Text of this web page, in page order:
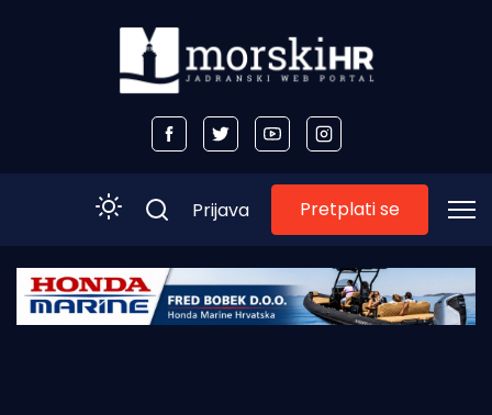
Početna
Prijava Pretplati se